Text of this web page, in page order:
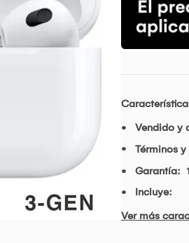
Vendido y
Términos
Garantía:
Incluye:
Ver más